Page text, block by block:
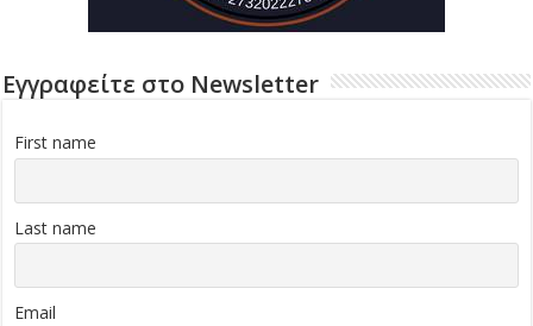
Εγγραφείτε στο Newsletter
First name
Last name
Email